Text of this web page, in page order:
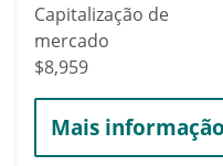
Capitalização de
mercado
$8,959
Mais informação